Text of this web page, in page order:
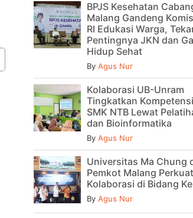
BPJS Kesehatan
Malang Gandeng
RI Edukasi Warga,
Pentingnya JKN dan
Hidup Sehat
By Agus Nur
Kolaborasi UB-Unram
Tingkatkan
SMK NTB Lewat
dan Bioinformatika
By Agus Nur
Universitas Ma Chung
Pemkot Malang Perkuat
Kolaborasi di Bidang
By Agus Nur